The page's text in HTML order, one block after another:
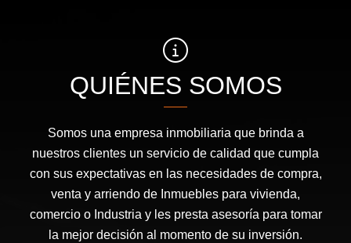
QUIÉNES SOMOS
Somos una empresa inmobiliaria que brinda a
nuestros clientes un servicio de calidad que cumpla
con sus expectativas en las necesidades de compra,
venta y arriendo de Inmuebles para vivienda,
comercio o Industria y les presta asesoría para tomar
la mejor decisión al momento de su inversión.